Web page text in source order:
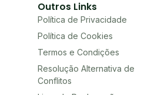
Outros Links
Política de Privacidade
Política de Cookies
Termos e Condições
Resolução Alternativa de
Conflitos